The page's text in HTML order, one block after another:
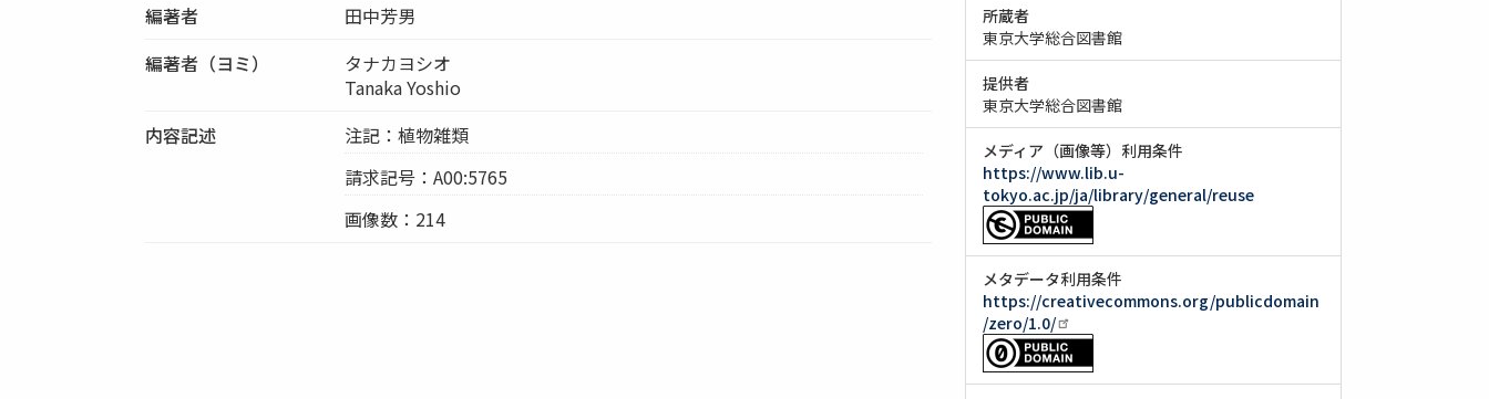
編著者
田中芳男
編著者（ヨミ）
タナカヨシオ
Tanaka Yoshio
内容記述
注記：植物雑類
請求記号：A00:5765
画像数：214
所蔵者
東京大学総合図書館
提供者
東京大学総合図書館
メディア（画像等）利用条件
https://www.lib.u-
tokyo.ac.jp/ja/library/general/reuse
メタデータ利用条件
https://creativecommons.org/publicdomain
/zero/1.0/